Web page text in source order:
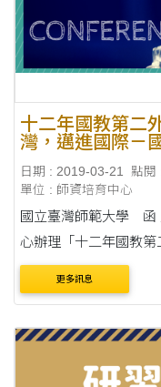
十二年國教第二
灣，邁進國際－
日期 : 2019-03-21
點閱
單位 : 師資培育中心
國立臺灣師範大學 函
心辦理「十二年國教
邁進國際－國際教育與
知貴屬學校英語、第二
更多訊息